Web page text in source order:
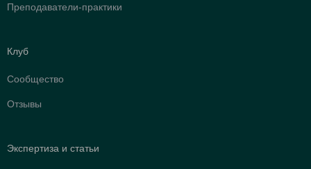
Преподаватели-практики
Клуб
Сообщество
Отзывы
Экспертиза и статьи